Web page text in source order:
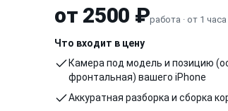
от 2500 ₽работа · от 1 часа
Что входит в цену
Камера под модель и позицию
фронтальная) вашего iPhone
Аккуратная разборка и сборка